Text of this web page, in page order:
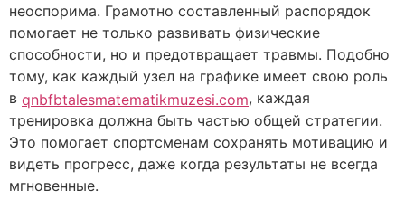
неоспорима. Грамотно составленный распорядок
помогает не только развивать физические
способности, но и предотвращает травмы. Подобно
тому, как каждый узел на графике имеет свою роль
в qnbfbtalesmatematikmuzesi.com, каждая
тренировка должна быть частью общей стратегии.
Это помогает спортсменам сохранять мотивацию и
видеть прогресс, даже когда результаты не всегда
мгновенные.